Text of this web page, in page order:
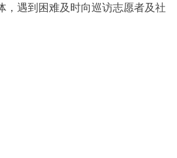
，遇到困难及时向巡访志愿者及社